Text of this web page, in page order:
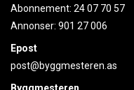
Abonnement: 24 07 70 57
Annonser: 901 27 006
Epost
post@byggmesteren.as